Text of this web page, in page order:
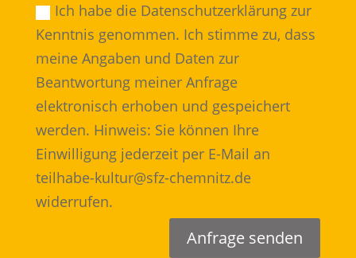
Ich habe die Datenschutzerklärung zur
Kenntnis genommen. Ich stimme zu, dass
meine Angaben und Daten zur
Beantwortung meiner Anfrage
elektronisch erhoben und gespeichert
werden. Hinweis: Sie können Ihre
Einwilligung jederzeit per E-Mail an
teilhabe-kultur@sfz-chemnitz.de
widerrufen.
Anfrage senden